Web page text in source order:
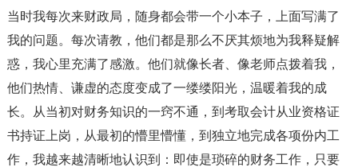
当时我每次来财政局，随身都会带一个小本子，上面写满了
我的问题。每次请教，他们都是那么不厌其烦地为我释疑解
惑，我心里充满了感激。他们就像长者、像老师点拨着我，
他们热情、谦虚的态度变成了一缕缕阳光，温暖着我的成
长。从当初对财务知识的一窍不通，到考取会计从业资格证
书持证上岗，从最初的懵里懵懂，到独立地完成各项份内工
作，我越来越清晰地认识到：即使是琐碎的财务工作，只要